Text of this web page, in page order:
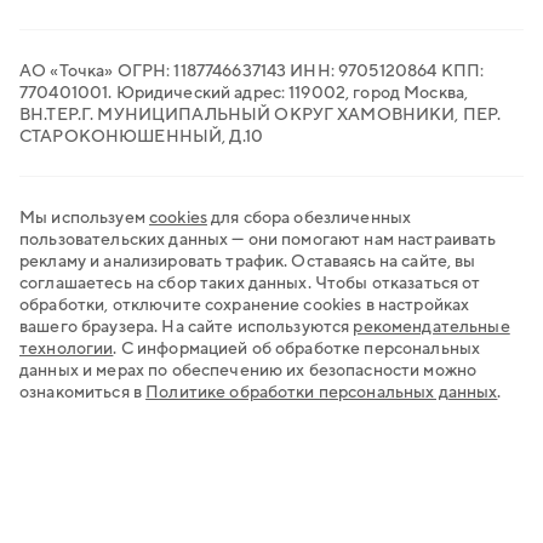
АО «Точка» ОГРН: 1187746637143 ИНН: 9705120864 КПП:
770401001. Юридический адрес: 119002, город Москва,
ВН.ТЕР.Г. МУНИЦИПАЛЬНЫЙ ОКРУГ ХАМОВНИКИ, ПЕР.
СТАРОКОНЮШЕННЫЙ, Д.10
Мы используем cookiesдля сбора обезличенных
пользовательских данных — они помогают нам настраивать
рекламу и анализировать трафик. Оставаясь на сайте, вы
соглашаетесь на сбор таких данных. Чтобы отказаться от
обработки, отключите сохранение cookies в настройках
вашего браузера. На сайте используются рекомендательные
технологии. С информацией об обработке персональных
данных и мерах по обеспечению их безопасности можно
ознакомиться в Политике обработки персональных данных.